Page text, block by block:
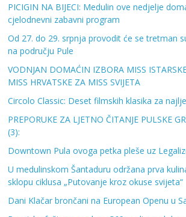
PICIGIN NA BIJECI: Medulin ove nedjelje
cjelodnevni zabavni program
Od 27. do 29. srpnja provodit će se tretman
na području Pule
VODNJAN DOMAĆIN IZBORA MISS
MISS HRVATSKE ZA MISS SVIJETA
Circolo Classic: Deset filmskih klasika za
PREPORUKE ZA LJETNO ČITANJE PULSKE
(3):
Downtown Pula ovoga petka pleše uz
U medulinskom Šantaduru održana prva
sklopu ciklusa „Putovanje kroz okuse svijeta“
Dani Klačar brončani na European Openu u